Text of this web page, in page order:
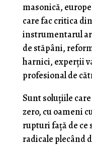
masonică,
care fac critica
instrumentarul
de stăpâni,
harnici, experţii
profesional de
Sunt soluţiile
zero, cu oameni
rupturi faţă de ce
radicale plecând